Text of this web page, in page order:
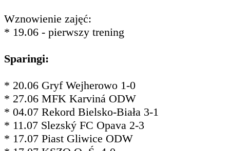
Wznowienie zajęć:
* 19.06 - pierwszy trening
Sparingi:
* 20.06 Gryf Wejherowo 1-0
* 27.06 MFK Karviná ODW
* 04.07 Rekord Bielsko-Biała 3-1
* 11.07 Slezský FC Opava 2-3
* 17.07 Piast Gliwice ODW